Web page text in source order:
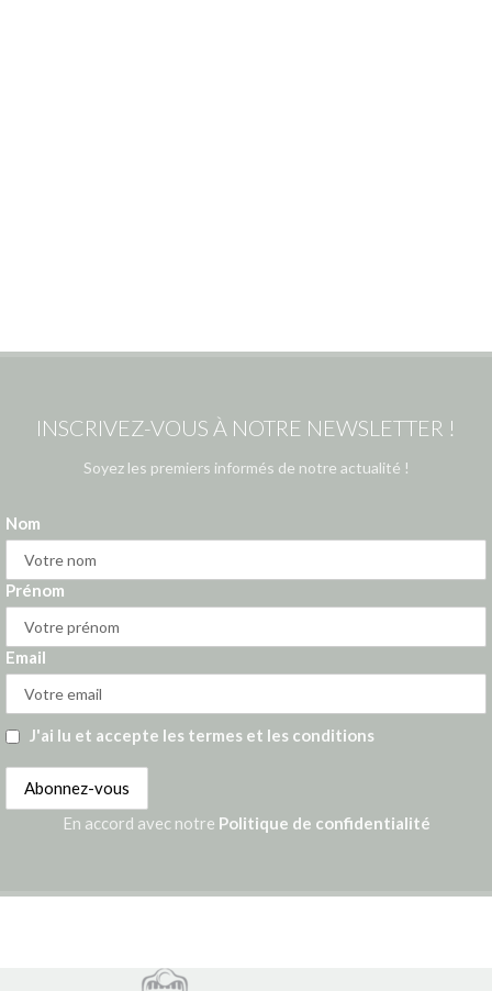
INSCRIVEZ-VOUS À NOTRE NEWSLETTER !
Soyez les premiers informés de notre actualité !
Nom
Prénom
Email
J'ai lu et accepte les termes et les conditions
En accord avec notre Politique de confidentialité